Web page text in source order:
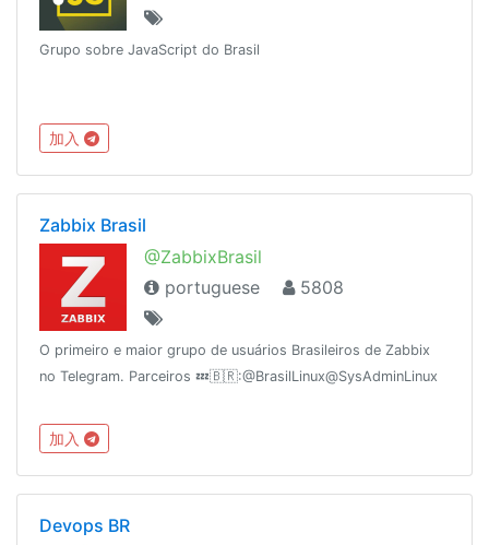
Grupo sobre JavaScript do Brasil
加入
Zabbix Brasil
@ZabbixBrasil
portuguese
5808
O primeiro e maior grupo de usuários Brasileiros de Zabbix
no Telegram. Parceiros 💤🇧🇷:@BrasilLinux@SysAdminLinux
加入
Devops BR